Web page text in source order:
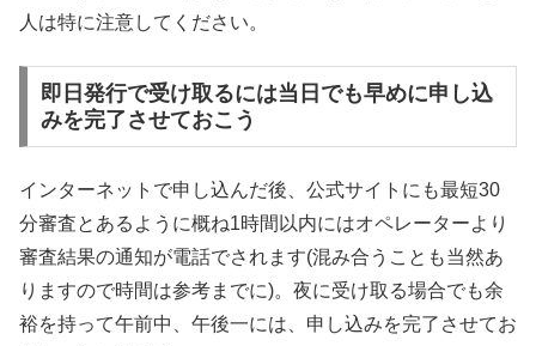
人は特に注意してください。
即日発行で受け取るには当日でも早めに申し込
みを完了させておこう
インターネットで申し込んだ後、公式サイトにも最短30
分審査とあるように概ね1時間以内にはオペレーターより
審査結果の通知が電話でされます(混み合うことも当然あ
りますので時間は参考までに)。夜に受け取る場合でも余
裕を持って午前中、午後一には、申し込みを完了させてお